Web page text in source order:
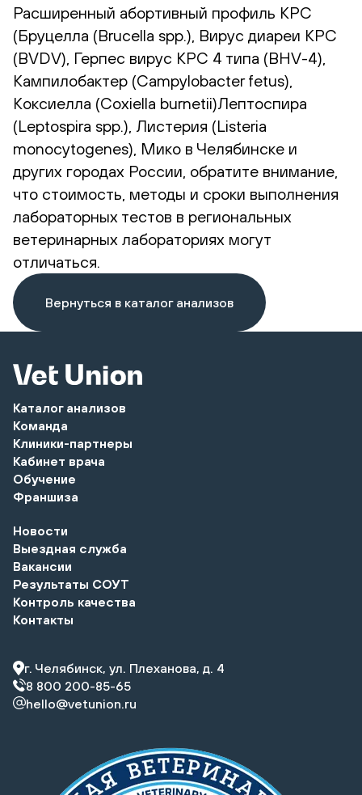
Расширенный абортивный профиль КРС
(Бруцелла (Brucella spp.), Вирус диареи КРС
(BVDV), Герпес вирус КРС 4 типа (BHV-4),
Кампилобактер (Campylobacter fetus),
Коксиелла (Coxiella burnetii)Лептоспира
(Leptospira spp.), Листерия (Listeria
monocytogenes), Мико в Челябинске и
других городах России, обратите внимание,
что стоимость, методы и сроки выполнения
лабораторных тестов в региональных
ветеринарных лабораториях могут
отличаться.
Вернуться в каталог анализов
Каталог анализов
Команда
Клиники-партнеры
Кабинет врача
Обучение
Франшиза
Новости
Выездная служба
Вакансии
Результаты СОУТ
Контроль качества
Контакты
г. Челябинск, ул. Плеханова, д. 4
8 800 200-85-65
hello@vetunion.ru